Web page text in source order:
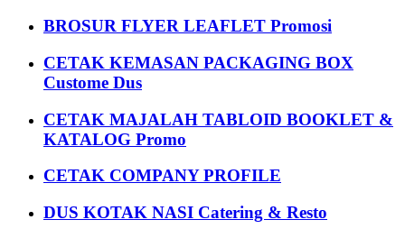
BROSUR FLYER LEAFLET Promosi
CETAK KEMASAN PACKAGING BOX
Custome Dus
CETAK MAJALAH TABLOID BOOKLET &
KATALOG Promo
CETAK COMPANY PROFILE
DUS KOTAK NASI Catering & Resto